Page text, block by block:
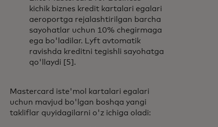
kichik biznes kredit kartalari egalari
aeroportga rejalashtirilgan barcha
sayohatlar uchun 10% chegirmaga
ega bo'ladilar. Lyft avtomatik
ravishda kreditni tegishli sayohatga
qo'llaydi [5].
Mastercard iste'mol kartalari egalari
uchun mavjud bo'lgan boshqa yangi
takliflar quyidagilarni o'z ichiga oladi: